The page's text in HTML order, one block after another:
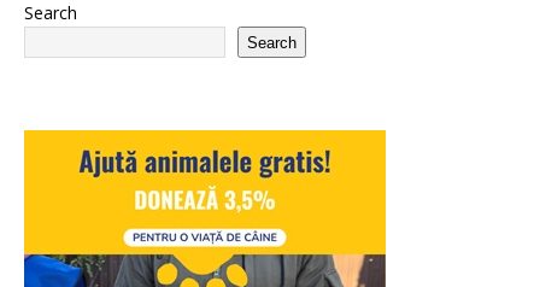
Search
Search